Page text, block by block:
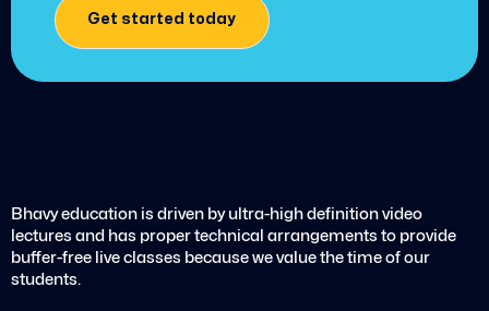
Get started today
Bhavy education is driven by ultra-high definition video
lectures and has proper technical arrangements to provide
buffer-free live classes because we value the time of our
students.